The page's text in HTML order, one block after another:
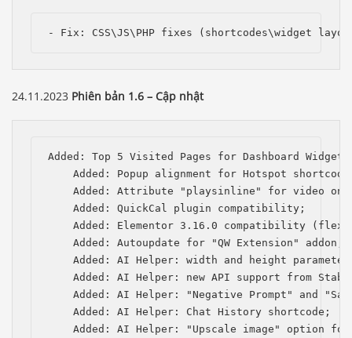
- Fix: CSS\JS\PHP fixes (shortcodes\widget
24.11.2023 Phiên bản 1.6 – Cập nhật
Added: Top 5 Visited Pages for Dashboard Widget;
Added: Popup alignment for Hotspot
Added: Attribute "playsinline" for video on
    Added: QuickCal plugin compatibility;
Added: Elementor 3.16.0 compatibility
    Added: Autoupdate for "QW Extension" addon;
Added: AI Helper: width and height
Added: AI Helper: new API support from
Added: AI Helper: "Negative Prompt" and
    Added: AI Helper: Chat History shortcode;
Added: AI Helper: "Upscale image" option